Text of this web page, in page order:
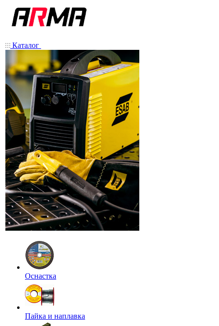
Каталог
Оснастка
Пайка и наплавка